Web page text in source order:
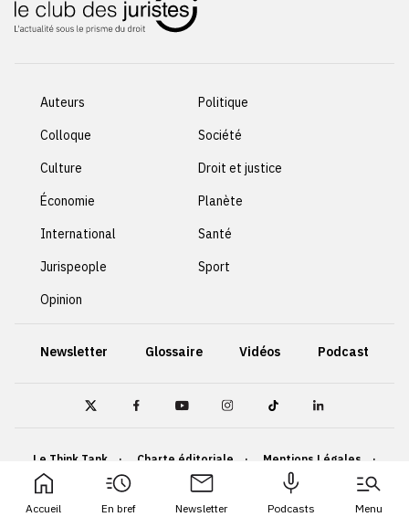
Accueil En bref Newsletter Podcasts Menu
Auteurs
Colloque
Culture
Économie
International
Jurispeople
Opinion
Politique
Société
Droit et justice
Planète
Santé
Sport
Newsletter Glossaire Vidéos Podcast
Le Think Tank Charte éditoriale
Mentions Légales
Politique de confidentialité
Cookies
Accessibilité : non conforme
Plan du site